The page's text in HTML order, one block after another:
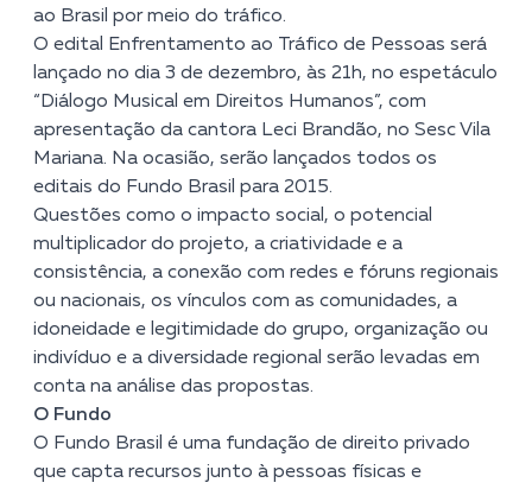
ao Brasil por meio do tráfico.
O edital Enfrentamento ao Tráfico de Pessoas será
lançado no dia 3 de dezembro, às 21h, no espetáculo
“Diálogo Musical em Direitos Humanos”, com
apresentação da cantora Leci Brandão, no Sesc Vila
Mariana. Na ocasião, serão lançados todos os
editais do Fundo Brasil para 2015.
Questões como o impacto social, o potencial
multiplicador do projeto, a criatividade e a
consistência, a conexão com redes e fóruns regionais
ou nacionais, os vínculos com as comunidades, a
idoneidade e legitimidade do grupo, organização ou
indivíduo e a diversidade regional serão levadas em
conta na análise das propostas.
O Fundo
O Fundo Brasil é uma fundação de direito privado
que capta recursos junto à pessoas físicas e